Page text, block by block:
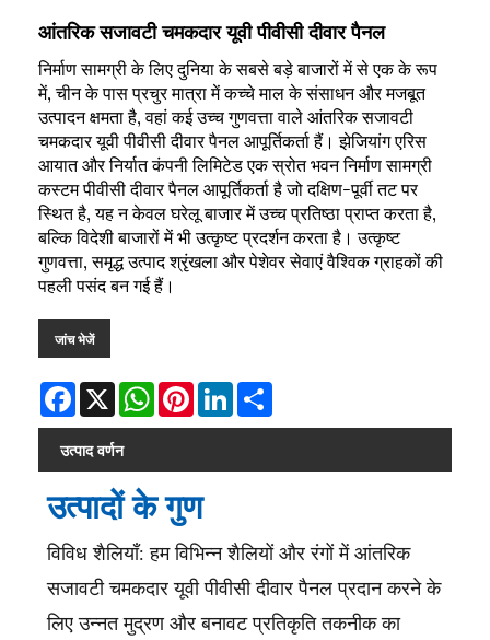
आंतरिक सजावटी चमकदार यूवी पीवीसी दीवार पैनल
निर्माण सामग्री के लिए दुनिया के सबसे बड़े बाजारों में से एक के रूप
में, चीन के पास प्रचुर मात्रा में कच्चे माल के संसाधन और मजबूत
उत्पादन क्षमता है, वहां कई उच्च गुणवत्ता वाले आंतरिक सजावटी
चमकदार यूवी पीवीसी दीवार पैनल आपूर्तिकर्ता हैं। झेजियांग एरिस
आयात और निर्यात कंपनी लिमिटेड एक स्रोत भवन निर्माण सामग्री
कस्टम पीवीसी दीवार पैनल आपूर्तिकर्ता है जो दक्षिण-पूर्वी तट पर
स्थित है, यह न केवल घरेलू बाजार में उच्च प्रतिष्ठा प्राप्त करता है,
बल्कि विदेशी बाजारों में भी उत्कृष्ट प्रदर्शन करता है। उत्कृष्ट
गुणवत्ता, समृद्ध उत्पाद श्रृंखला और पेशेवर सेवाएं वैश्विक ग्राहकों की
पहली पसंद बन गई हैं।
जांच भेजें
Facebook
X WhatsAppPinterestLinkedIn
उत्पाद वर्णन
उत्पादों के गुण
विविध शैलियाँ: हम विभिन्न शैलियों और रंगों में आंतरिक
सजावटी चमकदार यूवी पीवीसी दीवार पैनल प्रदान करने के
लिए उन्नत मुद्रण और बनावट प्रतिकृति तकनीक का